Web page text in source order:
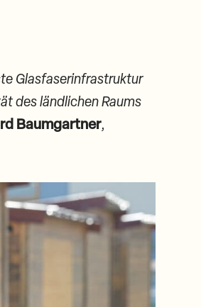
Glasfaserinfrastruktur
des ländlichen Raums
Baumgartner,